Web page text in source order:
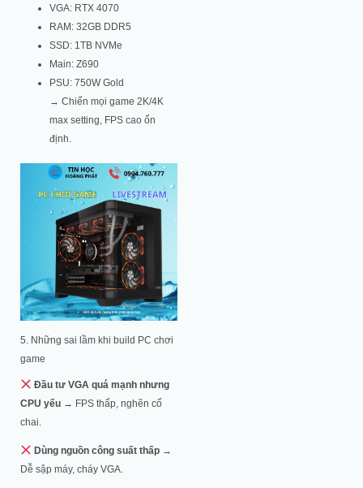
VGA: RTX 4070
RAM: 32GB DDR5
SSD: 1TB NVMe
Main: Z690
PSU: 750W Gold
→ Chiến mọi game 2K/4K
max setting, FPS cao ổn
định.
5. Những sai lầm khi build PC chơi
game
Đầu tư VGA quá mạnh nhưng
CPU yếu → FPS thấp, nghẽn cổ
chai.
Dùng nguồn công suất thấp→
Dễ sập máy, cháy VGA.